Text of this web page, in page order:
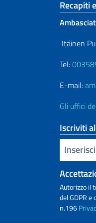
Recapiti
Itäinen
Tel:
E-mail:
Gli uffici
Iscriviti
Inserisci la tua email
Autorizzo il
del GDPR
n.196